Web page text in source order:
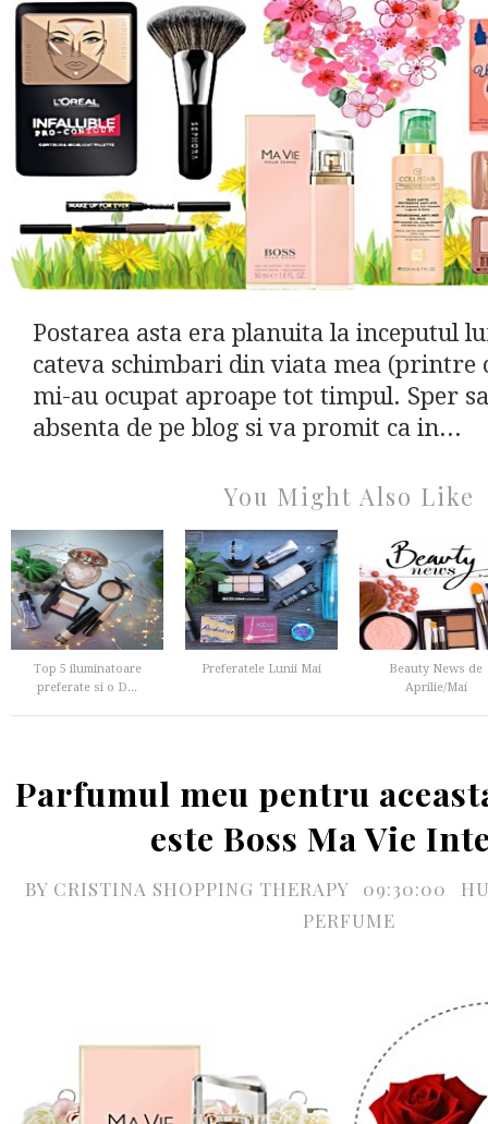
Postarea asta era planuita la inceputul
cateva schimbari din viata mea (printre
mi-au ocupat aproape tot timpul. Sper
absenta de pe blog si va promit ca in...
You Might Also Like
Top 5 iluminatoare
preferate si o D...
Preferatele Lunii Mai
Beauty News de
Aprilie/Mai
Parfumul meu pentru
este Boss Ma Vie
BY CRISTINA SHOPPING THERAPY 09:30:00
PERFUME